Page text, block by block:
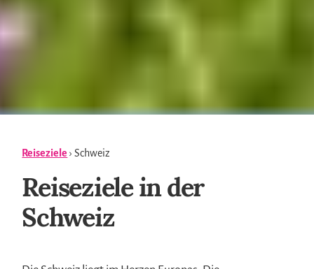
Reiseziele › Schweiz
Reiseziele in der
Schweiz